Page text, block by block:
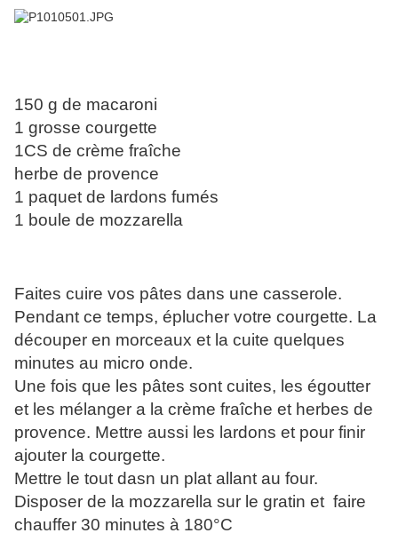
150 g de macaroni
1 grosse courgette
1CS de crème fraîche
herbe de provence
1 paquet de lardons fumés
1 boule de mozzarella
Faites cuire vos pâtes dans une casserole.
Pendant ce temps, éplucher votre courgette. La
découper en morceaux et la cuite quelques
minutes au micro onde.
Une fois que les pâtes sont cuites, les égoutter
et les mélanger a la crème fraîche et herbes de
provence. Mettre aussi les lardons et pour finir
ajouter la courgette.
Mettre le tout dasn un plat allant au four.
Disposer de la mozzarella sur le gratin et faire
chauffer 30 minutes à 180°C